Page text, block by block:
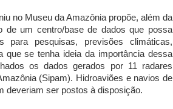
no Museu da Amazônia propõe, além da
de um centro/base de dados que possa
para pesquisas, previsões climáticas,
que se tenha ideia da importância dessa
os dados gerados por 11 radares
(Sipam). Hidroaviões e navios de
deveriam ser postos à disposição.